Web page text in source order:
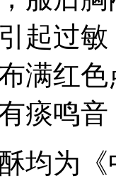
起过
满红
痰鸣
均为